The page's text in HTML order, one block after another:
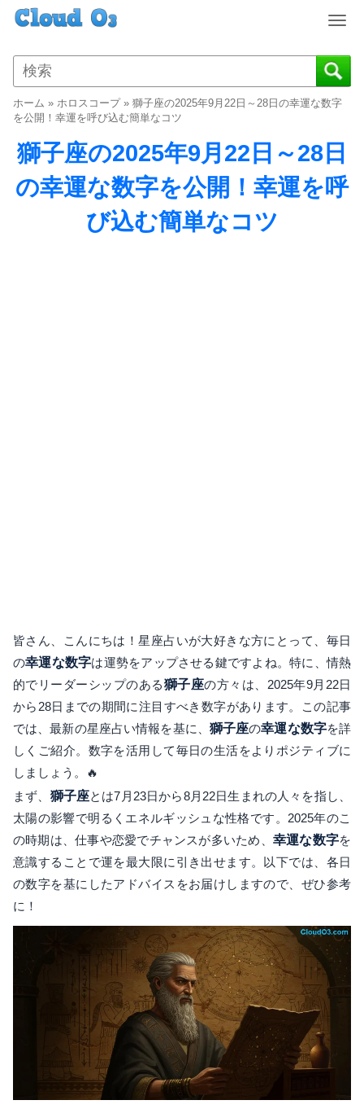
T
g
g
e
a
v
i
g
ホーム » ホロスコープ» 獅子座の2025年9月22日～28日の幸運な数字
を公開！幸運を呼び込む簡単なコツ
獅子座の2025年9月22日～28日
の幸運な数字を公開！幸運を呼
び込む簡単なコツ
皆さん、こんにちは！星座占いが大好きな方にとって、毎日
の幸運な数字は運勢をアップさせる鍵ですよね。特に、情熱
的でリーダーシップのある獅子座の方々は、2025年9月22日
から28日までの期間に注目すべき数字があります。この記事
では、最新の星座占い情報を基に、 獅子座の幸運な数字を詳
しくご紹介。数字を活用して毎日の生活をよりポジティブに
しましょう。🔥
まず、 獅子座とは7月23日から8月22日生まれの人々を指し、
太陽の影響で明るくエネルギッシュな性格です。2025年のこ
の時期は、仕事や恋愛でチャンスが多いため、 幸運な数字を
意識することで運を最大限に引き出せます。以下では、各日
の数字を基にしたアドバイスをお届けしますので、ぜひ参考
に！